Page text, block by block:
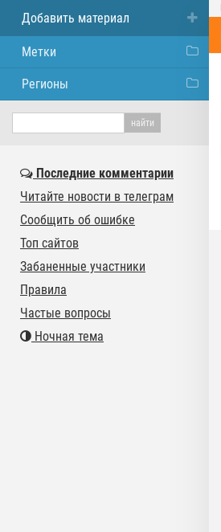
Добавить материал
Метки
Регионы
Последние комментарии
Читайте новости в телеграм
Сообщить об ошибке
Топ сайтов
Забаненные участники
Правила
Частые вопросы
Ночная тема